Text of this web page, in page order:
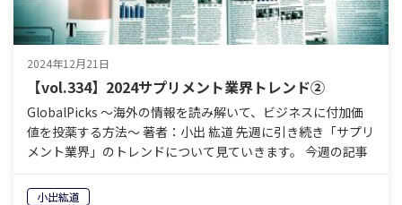
2024年12月21日
【vol.334】2024サプリメント業界トレンド②
GlobalPicks 〜海外の情報を読み解いて、ビジネスに付加価
値を投薬する方法〜 著者：小出 紘道 先週に引き続き「サプリ
メント業界」のトレンドについて見ていきます。 今週の記事
小出紘道